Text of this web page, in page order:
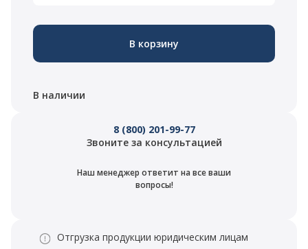
В корзину
В наличии
8 (800) 201-99-77
Звоните за консультацией
Наш менеджер ответит на все ваши
вопросы!
Отгрузка продукции юридическим лицам